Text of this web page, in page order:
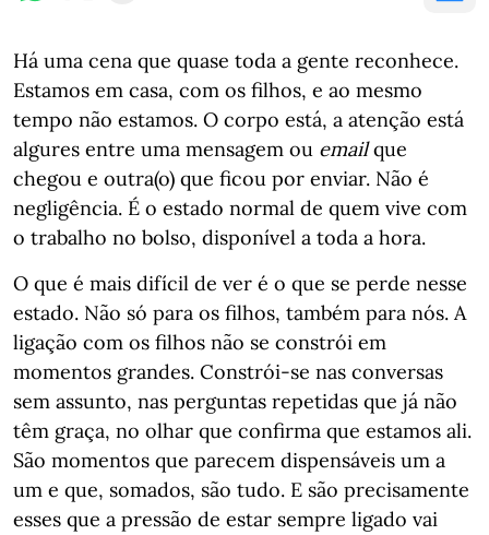
Há uma cena que quase toda a gente reconhece.
Estamos em casa, com os filhos, e ao mesmo
tempo não estamos. O corpo está, a atenção está
algures entre uma mensagem ou emailque
chegou e outra(o) que ficou por enviar. Não é
negligência. É o estado normal de quem vive com
o trabalho no bolso, disponível a toda a hora.
O que é mais difícil de ver é o que se perde nesse
estado. Não só para os filhos, também para nós. A
ligação com os filhos não se constrói em
momentos grandes. Constrói-se nas conversas
sem assunto, nas perguntas repetidas que já não
têm graça, no olhar que confirma que estamos ali.
São momentos que parecem dispensáveis um a
um e que, somados, são tudo. E são precisamente
esses que a pressão de estar sempre ligado vai